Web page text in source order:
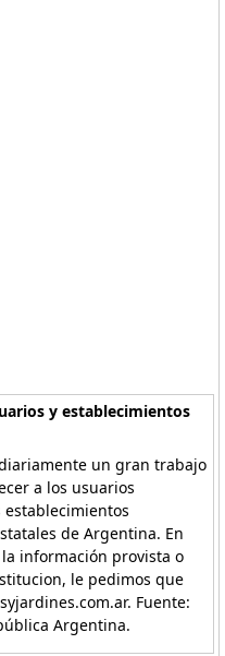
y establecimientos
un gran trabajo
a los usuarios
de Argentina. En
información provista o
le pedimos que
Fuente:
Argentina.